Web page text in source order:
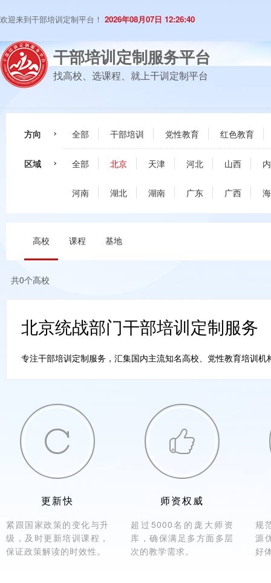
欢迎来到干部培训定制平台！ 2026年08月07日 12:26:41
干部培训定制服务平台
找高校、选课程、就上干训定制平台
方向 全部 干部培训 党性教育 红色教育
区域 全部 北京 天津 河北 山西
河南 湖北 湖南 广东 广西
高校 课程 基地
共0个高校
北京统战部门干部培训定制服务
专注干部培训定制服务，汇集国内主流知名高校、党性教育培训

更新快
紧跟国家政策的变化与升
级，及时更新培训课程，
保证政策解读的时效性。

师资权威
超过5000名的庞大师资
库，确保满足多方面多层
次的教学需求。
规
源
好